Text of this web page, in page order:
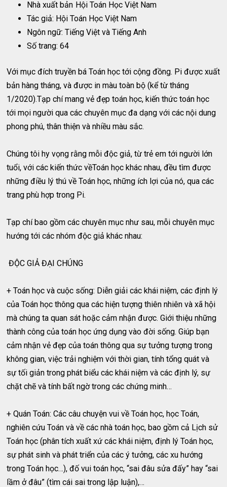
Nhà xuất bản Hội Toán Học Việt Nam
Tác giả: Hội Toán Học Việt Nam
Ngôn ngữ: Tiếng Việt và Tiếng Anh
Số trang: 64
Với mục đích truyền bá Toán học tới cộng đồng. Pi được xuất
bản hàng tháng, và được in màu toàn bộ (kể từ tháng
1/2020).Tạp chí mang vẻ đẹp toán học, kiến thức toán học
tới mọi người qua các chuyên mục đa dạng với các nội dung
phong phú, thân thiện và nhiều màu sắc.
Chúng tôi hy vọng rằng mỗi độc giả, từ trẻ em tới người lớn
tuổi, với các kiến thức vềToán học khác nhau, đều tìm được
những điều lý thú về Toán học, những ích lợi của nó, qua các
trang phù hợp trong Pi.
Tạp chí bao gồm các chuyên mục như sau, mỗi chuyên mục
hướng tới các nhóm độc giả khác nhau:
ĐỘC GIẢ ĐẠI CHÚNG
+ Toán học và cuộc sống: Diễn giải các khái niệm, các định lý
của Toán học thông qua các hiện tượng thiên nhiên và xã hội
mà chúng ta quan sát hoặc cảm nhận được. Giới thiệu những
thành công của toán học ứng dụng vào đời sống. Giúp bạn
cảm nhận vẻ đẹp của toán thông qua sự tưởng tượng trong
không gian, việc trải nghiệm với thời gian, tính tổng quát và
sự tối giản trong phát biểu các khái niệm và các định lý, sự
chặt chẽ và tính bất ngờ trong các chứng minh…
+ Quán Toán: Các câu chuyện vui về Toán học, học Toán,
nghiên cứu Toán và về các nhà toán học, bao gồm cả Lịch sử
Toán học (phân tích xuất xứ các khái niệm, định lý Toán học,
sự phát sinh và phát triển của các ý tưởng, các xu hướng
trong Toán học…), đố vui toán học, “sai đâu sửa đấy” hay “sai
lầm ở đâu” (tìm cái sai trong lập luận),…